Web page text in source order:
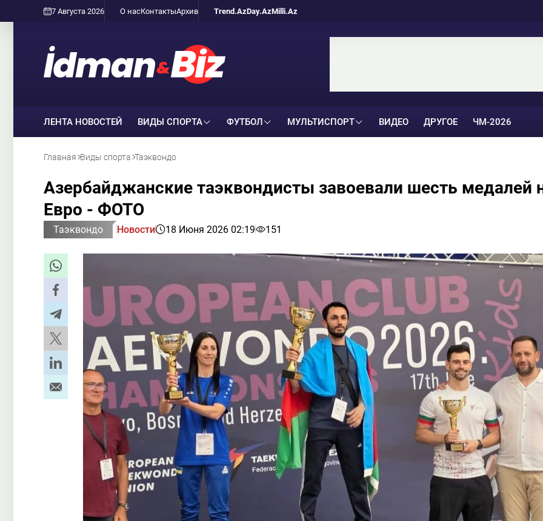
7 Августа 2026 О насКонтактыАрхив Trend.AzDay.AzMilli.Az
ЛЕНТА НОВОСТЕЙ ВИДЫ СПОРТА ФУТБОЛ МУЛЬТИСПОРТ ВИДЕО ДРУГОЕ ЧМ-2026
Главная Виды спорта Таэквондо
Азербайджанские таэквондисты завоевали шесть медалей
Евро - ФОТО
Таэквондо Новости 18 Июня 2026 02:19 151